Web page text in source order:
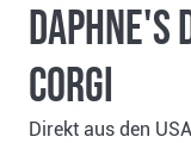
Daphne's
Corgi
Direkt aus den